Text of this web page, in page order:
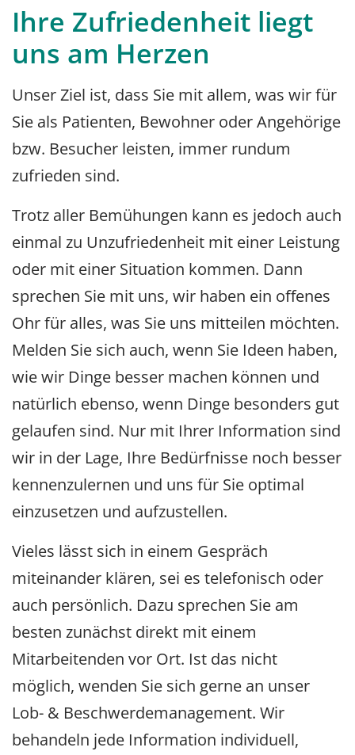
Ihre Zufriedenheit liegt
uns am Herzen
Unser Ziel ist, dass Sie mit allem, was wir für
Sie als Patienten, Bewohner oder Angehörige
bzw. Besucher leisten, immer rundum
zufrieden sind.
Trotz aller Bemühungen kann es jedoch auch
einmal zu Unzufriedenheit mit einer Leistung
oder mit einer Situation kommen. Dann
sprechen Sie mit uns, wir haben ein offenes
Ohr für alles, was Sie uns mitteilen möchten.
Melden Sie sich auch, wenn Sie Ideen haben,
wie wir Dinge besser machen können und
natürlich ebenso, wenn Dinge besonders gut
gelaufen sind. Nur mit Ihrer Information sind
wir in der Lage, Ihre Bedürfnisse noch besser
kennenzulernen und uns für Sie optimal
einzusetzen und aufzustellen.
Vieles lässt sich in einem Gespräch
miteinander klären, sei es telefonisch oder
auch persönlich. Dazu sprechen Sie am
besten zunächst direkt mit einem
Mitarbeitenden vor Ort. Ist das nicht
möglich, wenden Sie sich gerne an unser
Lob- & Beschwerdemanagement. Wir
behandeln jede Information individuell,